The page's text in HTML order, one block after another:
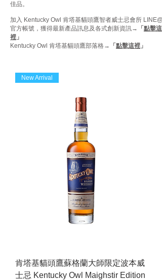
佳品。
加入 Kentucky Owl 肯塔基貓頭鷹智者威士忌會所 LINE@
官方帳號，獲得最新產品訊息及各式創新資訊→
「 點擊這
裡 」
Kentucky Owl 肯塔基貓頭鷹部落格→
「 點擊這裡 」
New Arrival
肯塔基貓頭鷹蘇格蘭大師限定波本威
士忌 Kentucky Owl Maighstir Edition